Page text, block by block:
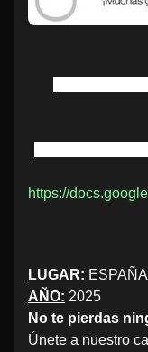
https://
LUGAR: ESPAÑA
AÑO: 2025
No te pierdas
Únete a nuestro